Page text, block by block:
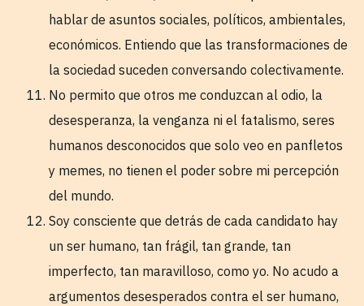
hablar de asuntos sociales, políticos, ambientales,
económicos. Entiendo que las transformaciones de
la sociedad suceden conversando colectivamente.
No permito que otros me conduzcan al odio, la
desesperanza, la venganza ni el fatalismo, seres
humanos desconocidos que solo veo en panfletos
y memes, no tienen el poder sobre mi percepción
del mundo.
Soy consciente que detrás de cada candidato hay
un ser humano, tan frágil, tan grande, tan
imperfecto, tan maravilloso, como yo. No acudo a
argumentos desesperados contra el ser humano,